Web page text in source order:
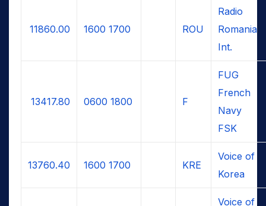
11860.00 1600 1700 ROU
Radio
Romania
Int.
13417.80 0600 1800 F
FUG
French
Navy
FSK
13760.40 1600 1700 KRE
Voice of
Korea
Voice of